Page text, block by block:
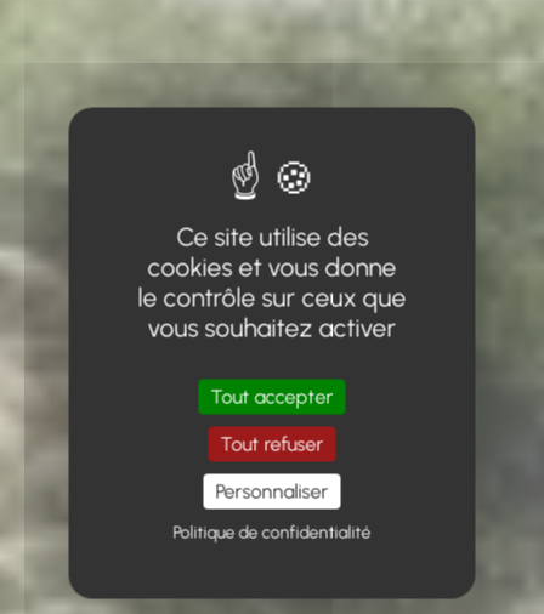
Ce site utilise des
cookies et vous donne
le contrôle sur ceux que
vous souhaitez activer
Tout accepter
Tout refuser
Personnaliser
Politique de confidentialité